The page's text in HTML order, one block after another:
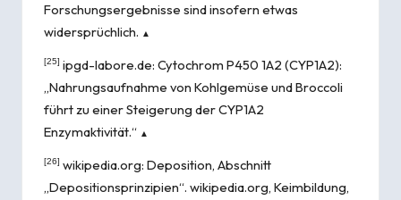
Forschungsergebnisse sind insofern etwas
widersprüchlich. ▲
[25] ipgd-labore.de: Cytochrom P450 1A2 (CYP1A2):
„Nahrungsaufnahme von Kohlgemüse und Broccoli
führt zu einer Steigerung der CYP1A2
Enzymaktivität.“ ▲
[26] wikipedia.org: Deposition, Abschnitt
„Depositionsprinzipien“. wikipedia.org, Keimbildung,